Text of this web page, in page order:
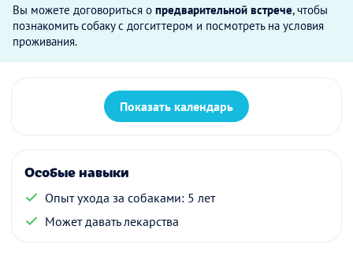
Вы можете договориться о предварительной встрече, чтобы
познакомить собаку с догситтером и посмотреть на условия
проживания.
Показать календарь
Особые навыки
Опыт ухода за собаками: 5 лет
Может давать лекарства